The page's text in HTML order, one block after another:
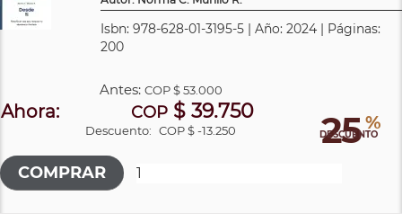
Isbn: 978-628-01-3195-5 | Año: 2024 | Páginas:
200
25 %
DESCUENTO
Antes: COP$ 53.000
Ahora: COP$ 39.750
Descuento: COP $ -13.250